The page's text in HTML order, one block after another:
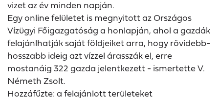
vizet az év minden napján.
Egy online felületet is megnyitott az Országos
Vízügyi Főigazgatóság a honlapján, ahol a gazdák
felajánlhatják saját földjeiket arra, hogy rövidebb-
hosszabb ideig azt vízzel árasszák el, erre
mostanáig 322 gazda jelentkezett - ismertette V.
Németh Zsolt.
Hozzáfűzte: a felajánlott területeket